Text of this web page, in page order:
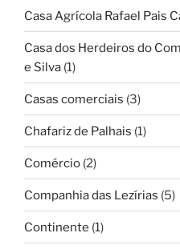
Casa Agrícola Rafael Pais
Casa dos Herdeiros do
e Silva (1)
Casas comerciais (3)
Chafariz de Palhais (1)
Comércio (2)
Companhia das Lezírias (5)
Continente (1)